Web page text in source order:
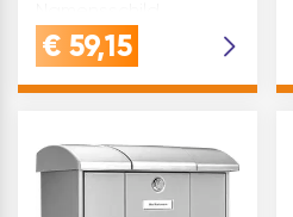
Montagematerial liegt
bei B x H x T(mm): 270 x
eisenfärbig
x…
€ 59,15